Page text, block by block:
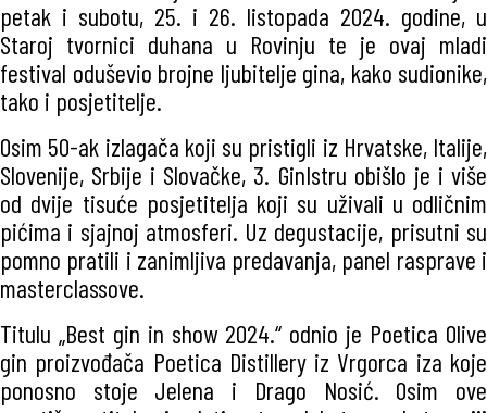
petak i subotu, 25. i 26. listopada 2024. godine, u
Staroj tvornici duhana u Rovinju te je ovaj mladi
festival oduševio brojne ljubitelje gina, kako sudionike,
tako i posjetitelje.
Osim 50-ak izlagača koji su pristigli iz Hrvatske, Italije,
Slovenije, Srbije i Slovačke, 3. GinIstru obišlo je i više
od dvije tisuće posjetitelja koji su uživali u odličnim
pićima i sjajnoj atmosferi. Uz degustacije, prisutni su
pomno pratili i zanimljiva predavanja, panel rasprave i
masterclassove.
Titulu „Best gin in show 2024.“ odnio je Poetica Olive
gin proizvođača Poetica Distillery iz Vrgorca iza koje
ponosno stoje Jelena i Drago Nosić. Osim ove